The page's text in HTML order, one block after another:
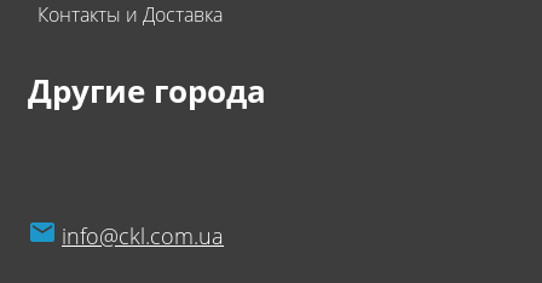
Контакты и Доставка
Другие города
info@ckl.com.ua